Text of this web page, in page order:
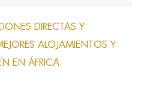
DIRECTAS Y
ALOJAMIENTOS Y
EN ÁFRICA.